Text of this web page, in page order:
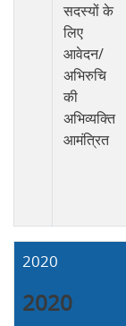
सदस्यों के
लिए
आवेदन/
अभिरुचि
की
अभिव्यक्ति
आमंत्रित
2020
2020